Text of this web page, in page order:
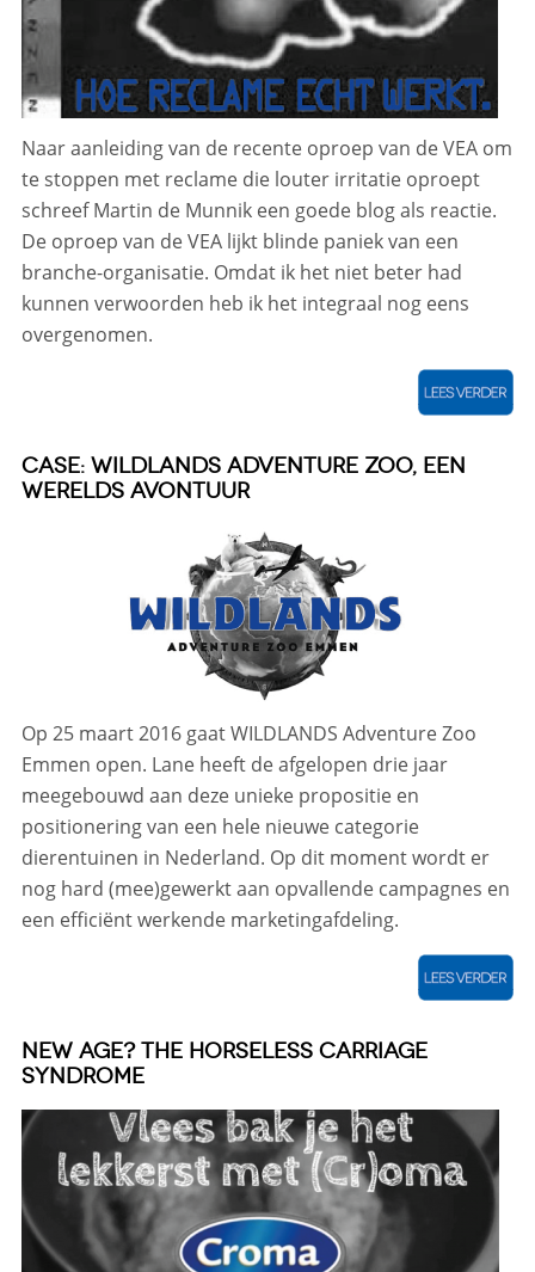
Naar aanleiding van de recente oproep van de VEA om
te stoppen met reclame die louter irritatie oproept
schreef Martin de Munnik een goede blog als reactie.
De oproep van de VEA lijkt blinde paniek van een
branche-organisatie. Omdat ik het niet beter had
kunnen verwoorden heb ik het integraal nog eens
overgenomen.
CASE: WILDLANDS ADVENTURE ZOO, EEN
WERELDS AVONTUUR
Op 25 maart 2016 gaat WILDLANDS Adventure Zoo
Emmen open. Lane heeft de afgelopen drie jaar
meegebouwd aan deze unieke propositie en
positionering van een hele nieuwe categorie
dierentuinen in Nederland. Op dit moment wordt er
nog hard (mee)gewerkt aan opvallende campagnes en
een efficiënt werkende marketingafdeling.
NEW AGE? THE HORSELESS CARRIAGE
SYNDROME